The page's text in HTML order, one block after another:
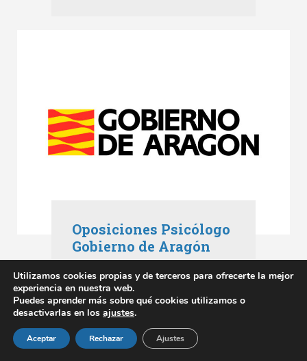
Oposiciones Psicólogo
Gobierno de Aragón
Oposiciones Gobierno de Aragón
mayo 3, 2023
SABER MÁS
Utilizamos cookies propias y de terceros para ofrecerte la mejor
experiencia en nuestra web.
Puedes aprender más sobre qué cookies utilizamos o
desactivarlas en los ajustes.
Aceptar Rechazar Ajustes